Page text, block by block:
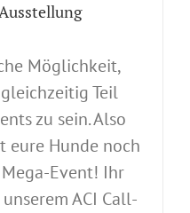
Möglichkeit,
Teil
zu sein. Also
eure Hunde noch
Event! Ihr
ACI Call-